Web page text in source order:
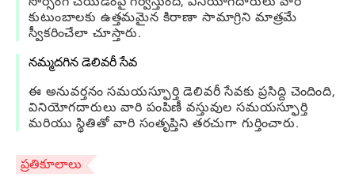
కుటుంబాలకు ఉత్తమమైన కిరాణా సామాగ్రిని మాత్రమే
స్వీకరించేలా చూస్తారు.
నమ్మదగిన డెలివరీ సేవ
ఈ అనువర్తనం సమయస్ఫూర్తి డెలివరీ సేవకు ప్రసిద్ది చెందింది,
వినియోగదారులు వారి పంపిణీ వస్తువుల సమయస్ఫూర్తి
మరియు స్థితితో వారి సంతృప్తిని తరచుగా గుర్తించారు.
ప్రతికూలాలు